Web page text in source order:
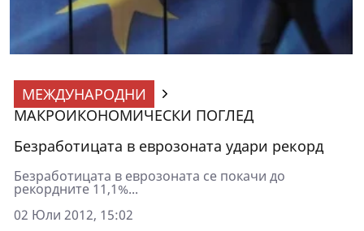
МЕЖДУНАРОДНИ
МАКРОИКОНОМИЧЕСКИ ПОГЛЕД
Безработицата в еврозоната удари рекорд
Безработицата в еврозоната се покачи до
рекордните 11,1%...
02 Юли 2012, 15:02